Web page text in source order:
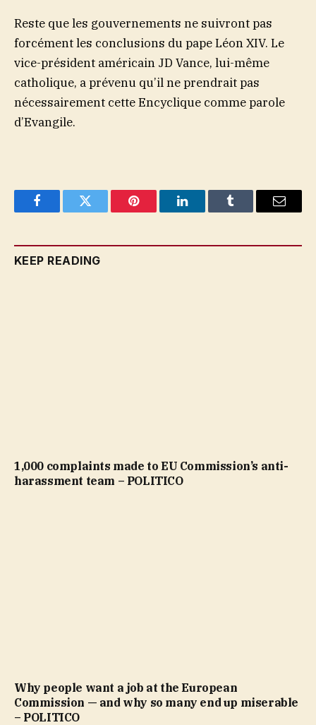
Reste que les gouvernements ne suivront pas
forcément les conclusions du pape Léon XIV. Le
vice-président américain JD Vance, lui-même
catholique, a prévenu qu’il ne prendrait pas
nécessairement cette Encyclique comme parole
d’Evangile.
FacebookTwitter Pinterest LinkedInTumblr Email
KEEP READING
1,000 complaints made to EU Commission’s anti-
harassment team – POLITICO
Why people want a job at the European
Commission — and why so many end up miserable
– POLITICO